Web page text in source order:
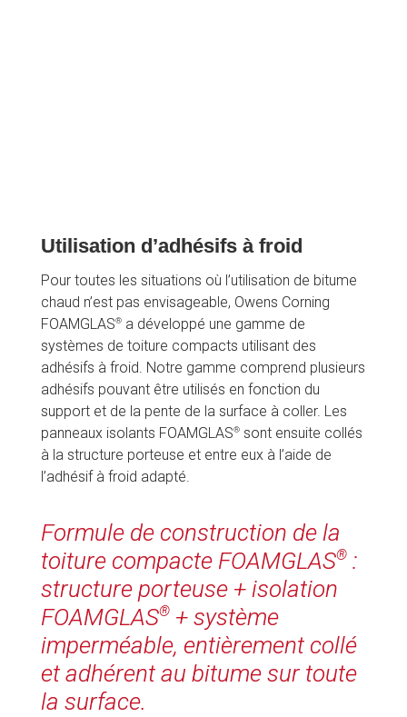
Utilisation d’adhésifs à froid
Pour toutes les situations où l’utilisation de bitume
chaud n’est pas envisageable, Owens Corning
FOAMGLAS® a développé une gamme de
systèmes de toiture compacts utilisant des
adhésifs à froid. Notre gamme comprend plusieurs
adhésifs pouvant être utilisés en fonction du
support et de la pente de la surface à coller. Les
panneaux isolants FOAMGLAS® sont ensuite collés
à la structure porteuse et entre eux à l’aide de
l’adhésif à froid adapté.
Formule de construction de la
toiture compacte FOAMGLAS® :
structure porteuse + isolation
FOAMGLAS® + système
imperméable, entièrement collé
et adhérent au bitume sur toute
la surface.